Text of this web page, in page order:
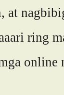
at
ring